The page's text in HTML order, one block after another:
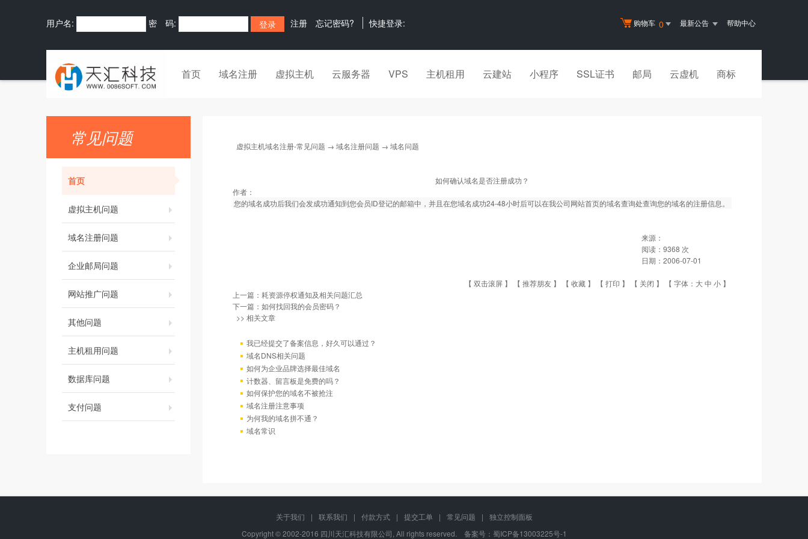
购物车 0 最新公告 帮助中心
用户名: 密 码: 注册 忘记密码? 快捷登录:
首页 域名注册 虚拟主机 云服务器 VPS 主机租用 云建站 小程序 SSL证书 邮局 云虚机 商标
常见问题
首页
虚拟主机问题
域名注册问题
企业邮局问题
网站推广问题
其他问题
主机租用问题
数据库问题
支付问题
虚拟主机域名注册-常见问题 → 域名注册问题 → 域名问题
如何确认域名是否注册成功？
作者：
您的域名成功后我们会发成功通知到您会员ID登记的邮箱中，并且在您域名成功24-48小时后可以在我公司网站首页的域名查询处查询您的域名的注册信息。
来源：
阅读： 9368 次
日期： 2006-07-01
【 双击滚屏 】 【 推荐朋友 】 【 收藏 】 【 打印 】 【 关闭 】 【 字体： 大中 小 】
上一篇： 耗资源停权通知及相关问题汇总
下一篇： 如何找回我的会员密码？
>> 相关文章
我已经提交了备案信息，好久可以通过？
域名DNS相关问题
如何为企业品牌选择最佳域名
计数器、留言板是免费的吗？
如何保护您的域名不被抢注
域名注册注意事项
为何我的域名拼不通？
域名常识
关于我们 | 联系我们 | 付款方式 | 提交工单 | 常见问题 |
独立控制面板
Copyright © 2002-2016 四川天汇科技有限公司, All rights reserved. 备案号： 蜀ICP备13003225号-1